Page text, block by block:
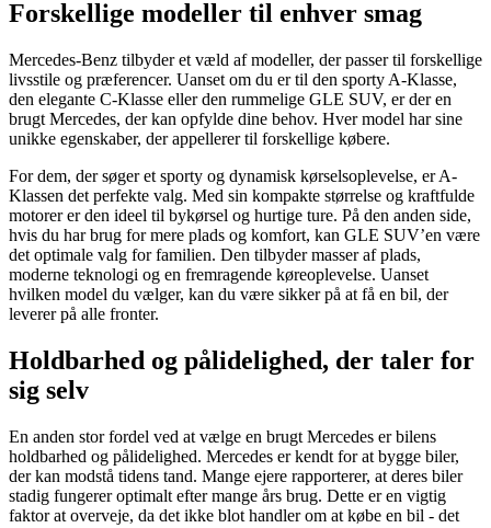
Forskellige modeller til enhver smag
Mercedes-Benz tilbyder et væld af modeller, der passer til forskellige
livsstile og præferencer. Uanset om du er til den sporty A-Klasse,
den elegante C-Klasse eller den rummelige GLE SUV, er der en
brugt Mercedes, der kan opfylde dine behov. Hver model har sine
unikke egenskaber, der appellerer til forskellige købere.
For dem, der søger et sporty og dynamisk kørselsoplevelse, er A-
Klassen det perfekte valg. Med sin kompakte størrelse og kraftfulde
motorer er den ideel til bykørsel og hurtige ture. På den anden side,
hvis du har brug for mere plads og komfort, kan GLE SUV’en være
det optimale valg for familien. Den tilbyder masser af plads,
moderne teknologi og en fremragende køreoplevelse. Uanset
hvilken model du vælger, kan du være sikker på at få en bil, der
leverer på alle fronter.
Holdbarhed og pålidelighed, der taler for
sig selv
En anden stor fordel ved at vælge en brugt Mercedes er bilens
holdbarhed og pålidelighed. Mercedes er kendt for at bygge biler,
der kan modstå tidens tand. Mange ejere rapporterer, at deres biler
stadig fungerer optimalt efter mange års brug. Dette er en vigtig
faktor at overveje, da det ikke blot handler om at købe en bil - det